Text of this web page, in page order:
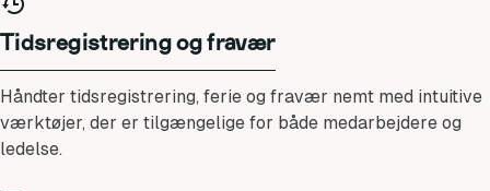
Tidsregistrering og fravær
Håndter tidsregistrering, ferie og fravær nemt med intuitive
værktøjer, der er tilgængelige for både medarbejdere og
ledelse.